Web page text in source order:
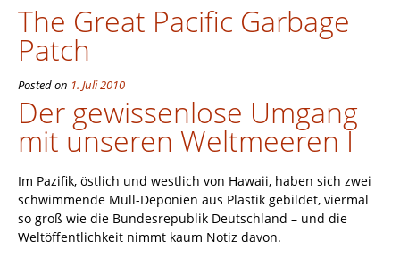
The Great Pacific Garbage
Patch
Posted on 1. Juli 2010
Der gewissenlose Umgang
mit unseren Weltmeeren I
Im Pazifik, östlich und westlich von Hawaii, haben sich zwei
schwimmende Müll-Deponien aus Plastik gebildet, viermal
so groß wie die Bundesrepublik Deutschland – und die
Weltöffentlichkeit nimmt kaum Notiz davon.